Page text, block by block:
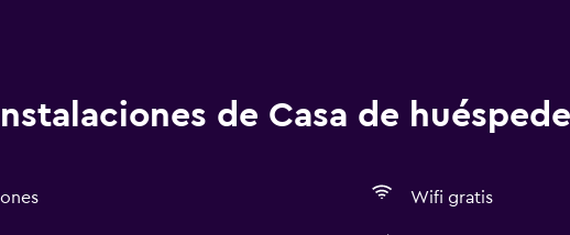
de Casa de
Wifi gratis